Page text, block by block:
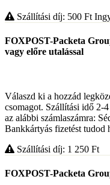
Szállítási díj: 500 Ft
FOXPOST-Packeta
vagy előre utalással
Válaszd ki a hozzád
csomagot. Szállítási idő 2-
az alábbi számlaszámra:
Bankkártyás fizetést tudod
Szállítási díj: 1 250 Ft
FOXPOST-Packeta